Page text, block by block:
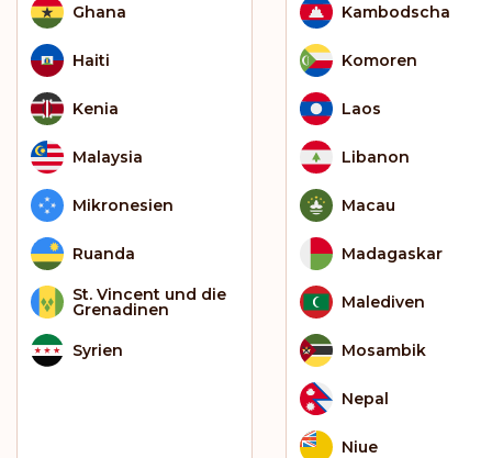
Ghana
Haiti
Kenia
Malaysia
Mikronesien
Ruanda
St. Vincent und die
Grenadinen
Syrien
Kambodscha
Komoren
Laos
Libanon
Macau
Madagaskar
Malediven
Mosambik
Nepal
Niue